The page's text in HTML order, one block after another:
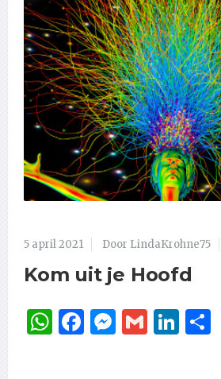
5 april 2021 Door LindaKrohne75
Kom uit je Hoofd
WhatsApp
Facebook
Gmail